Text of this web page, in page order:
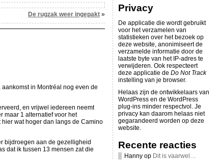
De rugzak weer ingepakt»
in Montréal nog even de
en vrijwel iedereen neemt
maar 1 alternatief voor het
hier wat hoger dan langs de Camino
bijdroegen aan de gezelligheid
dat ik tussen 13 mensen zat die
Privacy
De applicatie die wordt gebruikt
voor het verzamelen van
statistieken over het bezoek op
deze website, anonimiseert de
verzamelde informatie door de
laatste byte van het IP-adres te
verwijderen. Ook respecteert
deze applicatie de Do Not Track
instelling van je browser.
Helaas zijn de ontwikkelaars van
WordPress en de WordPress
plug-ins minder respectvol. Je
privacy kan daarom helaas niet
gegarandeerd worden op deze
website.
Recente reacties
Hannyop Dit is vaarwel…